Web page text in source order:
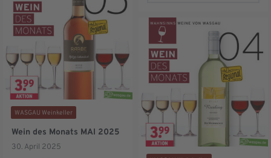
WASGAU Weinkeller
Wein des Monats MAI 2025
30. April 2025